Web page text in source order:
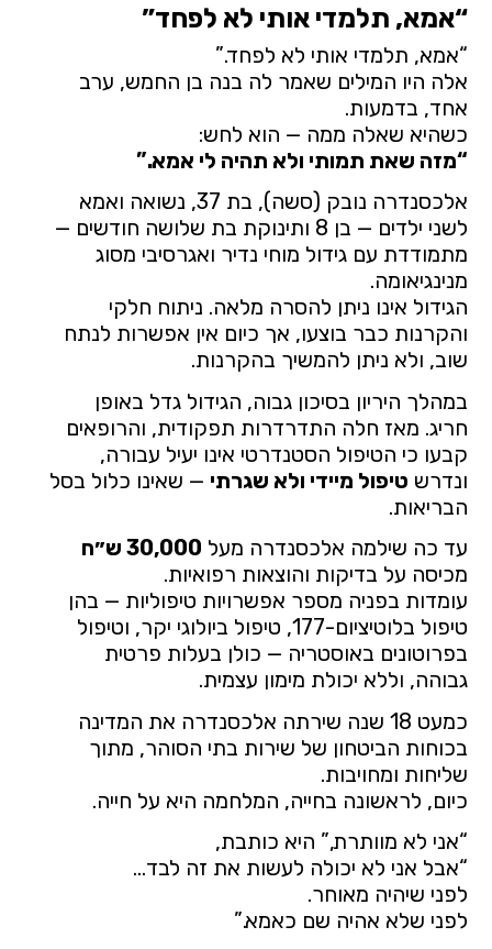
“אמא, תלמדי אותי לא לפחד”
“אמא, תלמדי אותי לא לפחד.”
אלה היו המילים שאמר לה בנה בן החמש, ערב
אחד, בדמעות.
כשהיא שאלה ממה — הוא לחש:
“מזה שאת תמותי ולא תהיה לי אמא.”
אלכסנדרה נובק (סשה), בת 37, נשואה ואמא
לשני ילדים — בן 8 ותינוקת בת שלושה חודשים —
מתמודדת עם גידול מוחי נדיר ואגרסיבי מסוג
מנינגיאומה.
הגידול אינו ניתן להסרה מלאה. ניתוח חלקי
והקרנות כבר בוצעו, אך כיום אין אפשרות לנתח
שוב, ולא ניתן להמשיך בהקרנות.
במהלך היריון בסיכון גבוה, הגידול גדל באופן
חריג. מאז חלה התדרדרות תפקודית, והרופאים
קבעו כי הטיפול הסטנדרטי אינו יעיל עבורה,
ונדרש טיפול מיידי ולא שגרתי — שאינו כלול בסל
הבריאות.
עד כה שילמה אלכסנדרה מעל 30,000 ש״ח
מכיסה על בדיקות והוצאות רפואיות.
עומדות בפניה מספר אפשרויות טיפוליות — בהן
טיפול בלוטיציום-177, טיפול ביולוגי יקר, וטיפול
בפרוטונים באוסטריה — כולן בעלות פרטית
גבוהה, וללא יכולת מימון עצמית.
כמעט 18 שנה שירתה אלכסנדרה את המדינה
בכוחות הביטחון של שירות בתי הסוהר, מתוך
שליחות ומחויבות.
כיום, לראשונה בחייה, המלחמה היא על חייה.
“אני לא מוותרת,” היא כותבת,
“אבל אני לא יכולה לעשות את זה לבד…
לפני שיהיה מאוחר.
לפני שלא אהיה שם כאמא.”